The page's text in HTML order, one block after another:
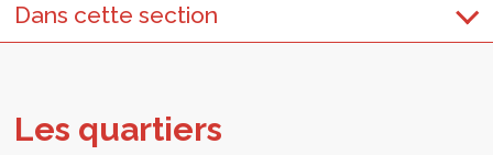
Dans cette section
Les quar­tiers